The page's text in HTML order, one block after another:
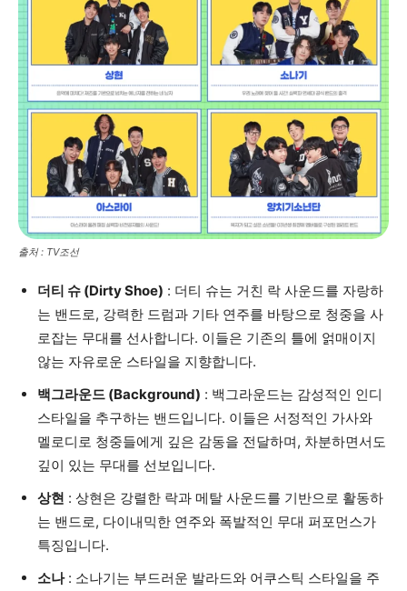
출처 : TV조선
더티 슈 (Dirty Shoe) : 더티 슈는 거친 락 사운드를 자랑하
는 밴드로, 강력한 드럼과 기타 연주를 바탕으로 청중을 사
로잡는 무대를 선사합니다. 이들은 기존의 틀에 얽매이지
않는 자유로운 스타일을 지향합니다.
백그라운드 (Background) : 백그라운드는 감성적인 인디
스타일을 추구하는 밴드입니다. 이들은 서정적인 가사와
멜로디로 청중들에게 깊은 감동을 전달하며, 차분하면서도
깊이 있는 무대를 선보입니다.
상현 : 상현은 강렬한 락과 메탈 사운드를 기반으로 활동하
는 밴드로, 다이내믹한 연주와 폭발적인 무대 퍼포먼스가
특징입니다.
소나: 소나기는 부드러운 발라드와 어쿠스틱 스타일을 주